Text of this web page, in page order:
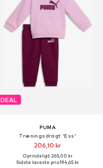
DEAL
PUMA
Træningsdragt 'Ess'
206,10 kr
Oprindeligt: 265,00 kr
Sidste laveste pris:194,65 kr